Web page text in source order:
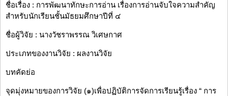
ชื่อเรื่อง : การพัฒนาทักษะการอ่าน เรื่องการอ่านจับใจความสำคัญ
สำหรับนักเรียนชั้นมัธยมศึกษาปีที่ ๔
ชื่อผู้วิจัย : นางวัชราพรรณ วิเศษกาศ
ประเภทของงานวิจัย : ผลงานวิจัย
บทคัดย่อ
จุดมุ่งหมายของการวิจัย (๑)เพื่อปฏิบัติการจัดการเรียนรู้เรื่อง “ การ